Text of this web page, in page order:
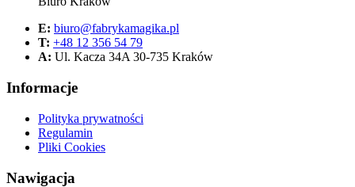
E: biuro@fabrykamagika.pl
T: +48 12 356 54 79
A: Ul. Kacza 34A 30-735 Kraków
Informacje
Polityka prywatności
Regulamin
Pliki Cookies
Nawigacja